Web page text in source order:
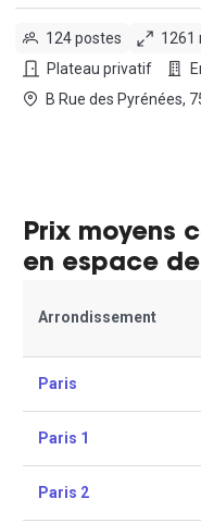
124 postes
1261
Plateau privatif
B
Prix moyens
en espace
Arrondissement
Paris
Paris 1
Paris 2